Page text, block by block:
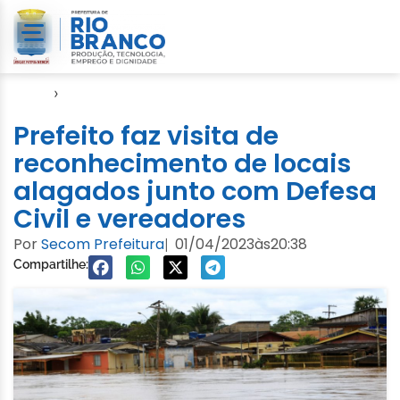
›
Prefeito faz visita de
reconhecimento de locais
alagados junto com Defesa
Civil e vereadores
PorSecom Prefeitura| 01/04/2023às20:38
Compartilhe: